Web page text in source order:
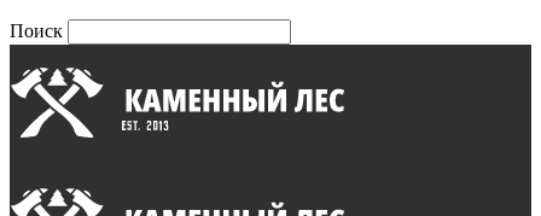
Поиск